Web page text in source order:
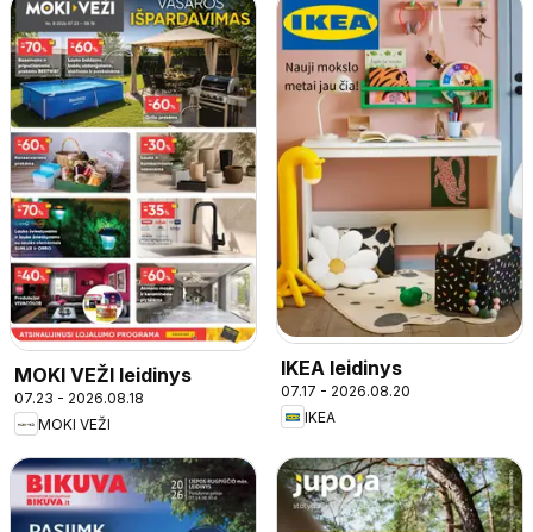
MOKI VEŽI leidinys
07.23 - 2026.08.18
MOKI VEŽI
IKEA leidinys
07.17 - 2026.08.20
IKEA